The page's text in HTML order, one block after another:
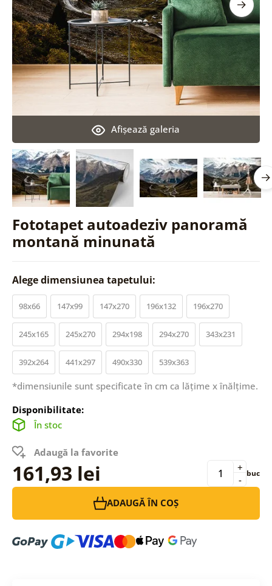
Fototapet autoadeziv panoramă
montană minunată
Afişează galeria
Alege dimensiunea tapetului:
98x66 147x99 147x270 196x132 196x270
245x165 245x270 294x198 294x270 343x231
392x264 441x297 490x330 539x363
*dimensiunile sunt specificate în cm ca lățime x înălțime.
Disponibilitate:
În stoc
Adaugă la favorite
161,93 lei -
+ buc
ADAUGĂ ÎN COȘ